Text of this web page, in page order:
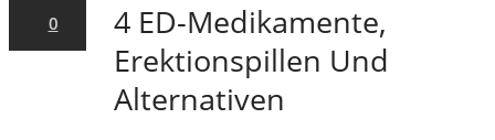
0
4 ED-Medikamente,
Erektionspillen Und
Alternativen